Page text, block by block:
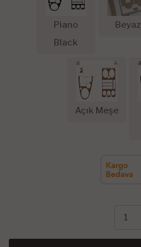
Piano
Black
Beyaz
Açık Meşe